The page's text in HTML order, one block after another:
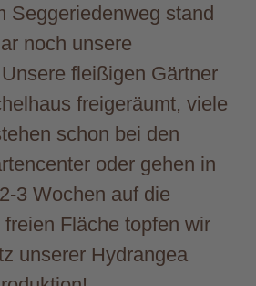
Seggeriedenweg stand
noch unsere
fleißigen Gärtner
freigeräumt, viele
schon bei den
oder gehen in
3 Wochen auf die
Fläche topfen wir
unserer Hydrangea